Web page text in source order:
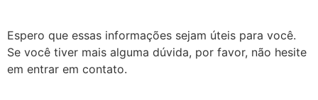
Espero que essas informações sejam úteis para você.
Se você tiver mais alguma dúvida, por favor, não hesite
em entrar em contato.